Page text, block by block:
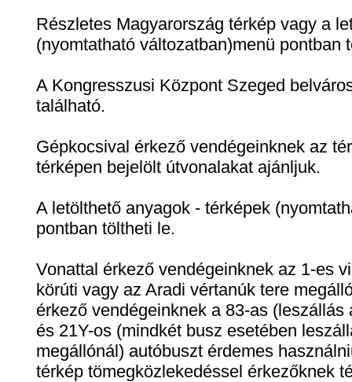
Részletes Magyarország térkép vagy a
(nyomtatható változatban)menü pontban
A Kongresszusi Központ Szeged
található.
Gépkocsival érkező vendégeinknek az
térképen bejelölt útvonalakat ajánljuk.
A letölthető anyagok - térképek
pontban töltheti le.
Vonattal érkező vendégeinknek az 1-es
körúti vagy az Aradi vértanúk tere
érkező vendégeinknek a 83-as
és 21Y-os (mindkét busz esetében
megállónál) autóbuszt érdemes
térkép tömegközlekedéssel érkezőknek